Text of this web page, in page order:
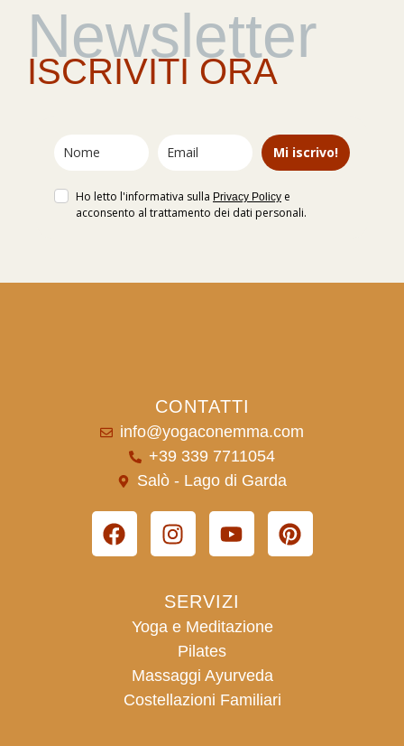
Newsletter
ISCRIVITI ORA
Mi iscrivo!
Ho letto l'informativa sulla Privacy Policy e
acconsento al trattamento dei dati personali.
CONTATTI
info@yogaconemma.com
+39 339 7711054
Salò - Lago di Garda
SERVIZI
Yoga e Meditazione
Pilates
Massaggi Ayurveda
Costellazioni Familiari